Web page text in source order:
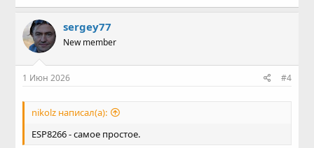
sergey77
New member
1 Июн 2026 #4
nikolz написал(а):
ESP8266 - самое простое.